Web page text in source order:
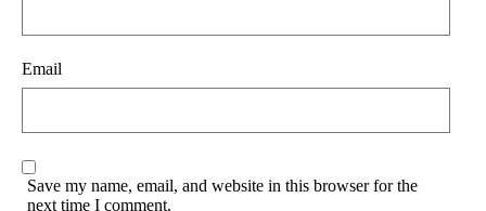
Email
Save my name, email, and website in this browser for the
next time I comment.